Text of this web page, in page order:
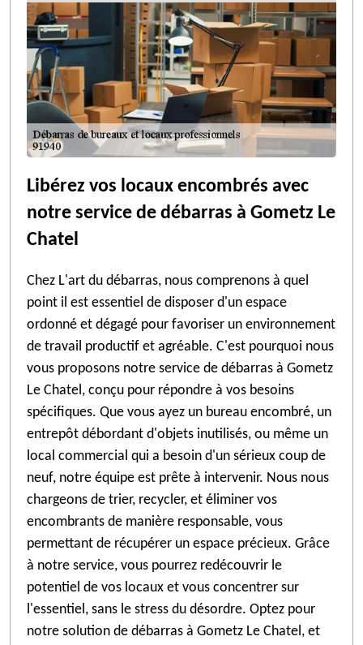
Libérez vos locaux encombrés avec
notre service de débarras à Gometz Le
Chatel
Chez L'art du débarras, nous comprenons à quel
point il est essentiel de disposer d'un espace
ordonné et dégagé pour favoriser un environnement
de travail productif et agréable. C'est pourquoi nous
vous proposons notre service de débarras à Gometz
Le Chatel, conçu pour répondre à vos besoins
spécifiques. Que vous ayez un bureau encombré, un
entrepôt débordant d'objets inutilisés, ou même un
local commercial qui a besoin d'un sérieux coup de
neuf, notre équipe est prête à intervenir. Nous nous
chargeons de trier, recycler, et éliminer vos
encombrants de manière responsable, vous
permettant de récupérer un espace précieux. Grâce
à notre service, vous pourrez redécouvrir le
potentiel de vos locaux et vous concentrer sur
l'essentiel, sans le stress du désordre. Optez pour
notre solution de débarras à Gometz Le Chatel, et